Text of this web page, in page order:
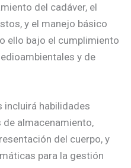
del cadáver, el
y el manejo básico
ello bajo el cumplimiento
y de
incluirá habilidades
almacenamiento,
del cuerpo, y
para la gestión